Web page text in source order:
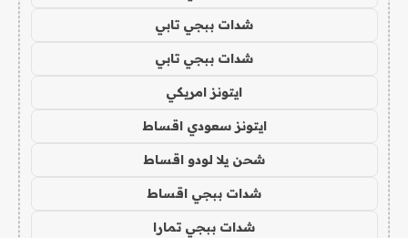
شدات ببجي تابي
شدات ببجي تابي
ايتونز امريكي
ايتونز سعودي اقساط
شحن يلا لودو اقساط
شدات ببجي اقساط
شدات ببجي تمارا